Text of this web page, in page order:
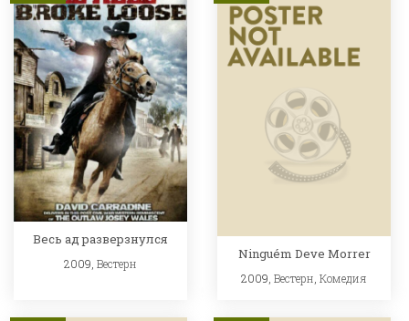
Весь ад разверзнулся
2009, Вестерн
Ninguém Deve Morrer
2009,Вестерн ,Комедия